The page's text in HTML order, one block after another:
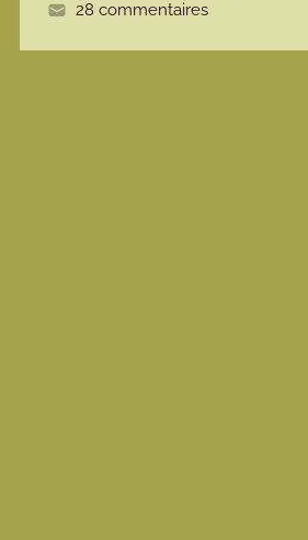
e
28 commentaires